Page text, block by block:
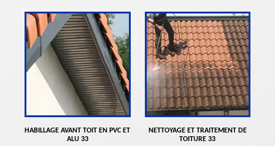
HABILLAGE AVANT TOIT EN PVC ET
ALU 33
NETTOYAGE ET TRAITEMENT DE
TOITURE 33